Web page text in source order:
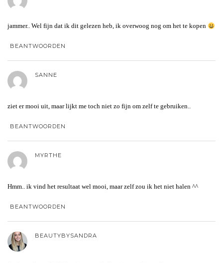
jammer.. Wel fijn dat ik dit gelezen heb, ik overwoog nog om het te kopen
BEANTWOORDEN
SANNE
ziet er mooi uit, maar lijkt me toch niet zo fijn om zelf te gebruiken..
BEANTWOORDEN
MYRTHE
Hmm.. ik vind het resultaat wel mooi, maar zelf zou ik het niet halen ^^
BEANTWOORDEN
BEAUTYBYSANDRA